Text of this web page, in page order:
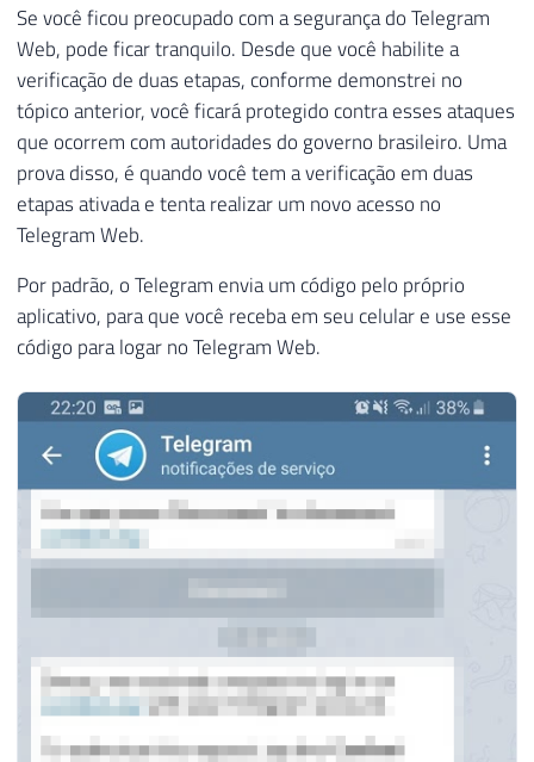
Se você ficou preocupado com a segurança do Telegram
Web, pode ficar tranquilo. Desde que você habilite a
verificação de duas etapas, conforme demonstrei no
tópico anterior, você ficará protegido contra esses ataques
que ocorrem com autoridades do governo brasileiro. Uma
prova disso, é quando você tem a verificação em duas
etapas ativada e tenta realizar um novo acesso no
Telegram Web.
Por padrão, o Telegram envia um código pelo próprio
aplicativo, para que você receba em seu celular e use esse
código para logar no Telegram Web.